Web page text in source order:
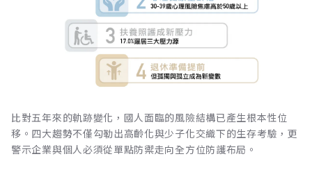
比對五年來的軌跡變化，國人面臨的風險結構已產生根本性位
移。四大趨勢不僅勾勒出高齡化與少子化交織下的生存考驗，更
警示企業與個人必須從單點防禦走向全方位防護布局。